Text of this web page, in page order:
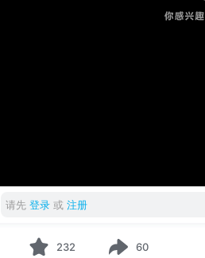
请先 登录 或 注册
232 60